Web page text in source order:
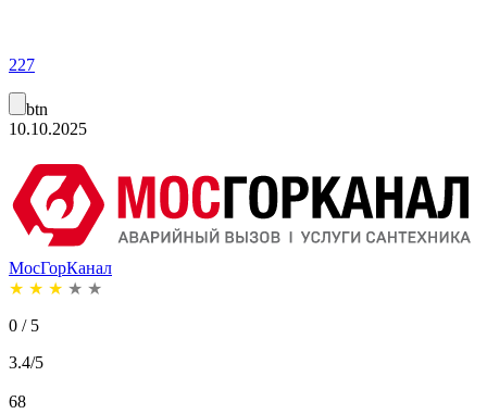
227
btn
10.10.2025
МосГорКанал
★ ★ ★ ★ ★
0 / 5
3.4/5
68